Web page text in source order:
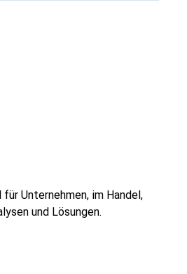
Unternehmen, im Handel,
und Lösungen.